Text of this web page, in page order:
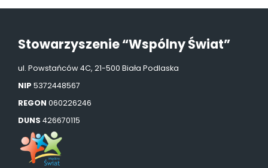
Stowarzyszenie “Wspólny Świat”
ul. Powstańców 4C, 21-500 Biała Podlaska
NIP 5372448567
REGON 060226246
DUNS 426670115